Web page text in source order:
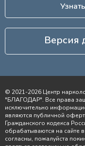
Версия
© 2021-2026 Центр
"БЛАГОДАР". Все права
исключительно
являются публичной
Гражданского кодекса
обрабатываются на сайте
согласны, пожалуйста